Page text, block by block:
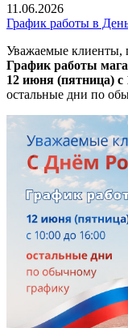
11.06.2026
График работы в
Уважаемые клиенты,
График работы
12 июня (пятница) с
остальные дни по